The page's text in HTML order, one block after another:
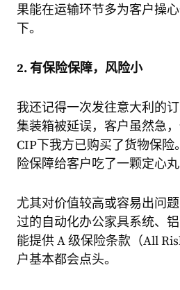
果能在运输环节多为客户操
下。
2. 有保险保障，风险小
我还记得一次发往意大利的
集装箱被延误，客户虽然急
CIP下我方已购买了货物保险
险保障给客户吃了一颗定心丸
尤其对价值较高或容易出问
过的自动化办公家具系统、
能提供 A 级保险条款（All
户基本都会点头。